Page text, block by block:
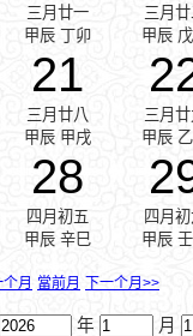
三月廿一
甲辰 丁卯
三月
甲辰
21
三月廿八
甲辰 甲戌
三月
甲辰
28
四月初五
甲辰 辛巳
四月
甲辰
月 當前月 下一个月>>
年 月